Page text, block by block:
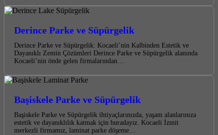
Derince Parke ve Süpürgelik
Derince Parke ve Süpürgelik: Kocaeli’nin Kalbinden Estetik ve
Dayanıklı Zemin Çözümleri Derince Parke ve Süpürgelik alanında
Kocaeli’nin önde gelen firmalarından…
Başiskele Parke ve Süpürgelik
Başiskele Parke ve Süpürgelik ihtiyaçlarınızda, yaşam alanlarınıza
estetik ve dayanıklılık katmak için buradayız. Kocaeli İzmit
merkezli firmamız, laminat parke döşeme…